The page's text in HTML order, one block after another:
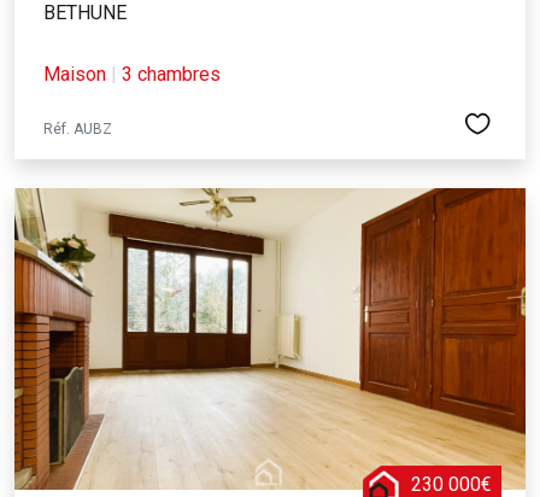
BETHUNE
Maison | 3 chambres
Réf. AUBZ
230 000€